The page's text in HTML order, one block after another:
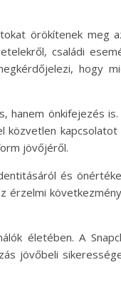
örökítenek meg
családi
hogy
hanem önkifejezés
jövőjéről.
és
érzelmi
életében. A
jövőbeli